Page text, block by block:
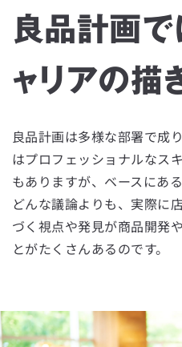
良品計画
ャリアの描
良品計画は多様な部署で成
はプロフェッショナルなス
もありますが、ベースにあ
どんな議論よりも、実際に
づく視点や発見が商品開発
とがたくさんあるのです。